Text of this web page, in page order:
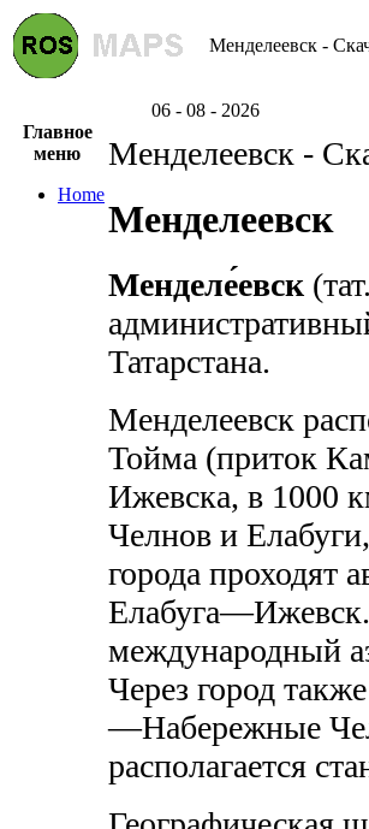
Менделеевск -
06 - 08 - 2026
Главное
меню
Home
Менделеевск -
Менделеевск
Менделе́евск
Татарстана.
Менделеевск
Тойма (приток
Ижевска, в 1000
Челнов и
города
международный
Через город
—Набережные
располагается